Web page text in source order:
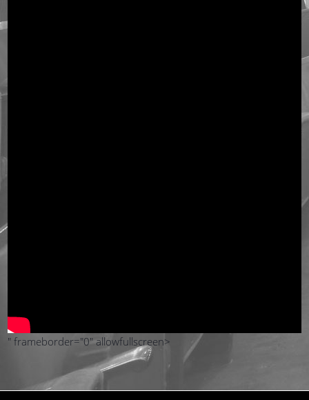
" frameborder="0" allowfullscreen>